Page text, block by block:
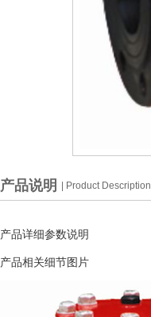
产品说明 | Product Description
产品详细参数说明
产品相关细节图片